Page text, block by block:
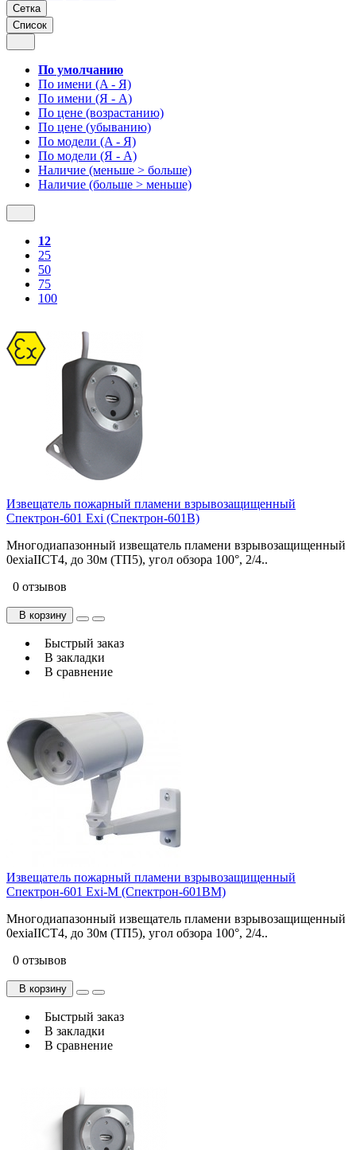
Сетка
Список
По умолчанию
По имени (A - Я)
По имени (Я - A)
По цене (возрастанию)
По цене (убыванию)
По модели (A - Я)
По модели (Я - A)
Наличие (меньше > больше)
Наличие (больше > меньше)
12
25
50
75
100
Извещатель пожарный пламени взрывозащищенный
Спектрон-601 Exi (Спектрон-601В)
Многодиапазонный извещатель пламени взрывозащищенный
0exiaIICT4, до 30м (ТП5), угол обзора 100°, 2/4..
0 отзывов
В корзину
Быстрый заказ
В закладки
В сравнение
Извещатель пожарный пламени взрывозащищенный
Спектрон-601 Exi-М (Спектрон-601ВМ)
Многодиапазонный извещатель пламени взрывозащищенный
0exiaIICT4, до 30м (ТП5), угол обзора 100°, 2/4..
0 отзывов
В корзину
Быстрый заказ
В закладки
В сравнение